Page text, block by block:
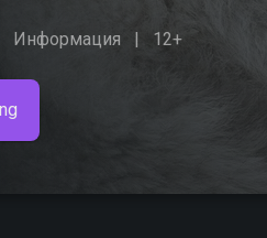
Информация 12+